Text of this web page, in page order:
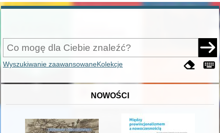
Wyszukiwanie zaawansowaneKolekcje
NOWOŚCI